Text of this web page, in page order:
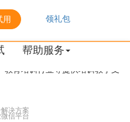
用 领礼包
信平台
决方案
帮助服务
育培训行业等提供培训教学支